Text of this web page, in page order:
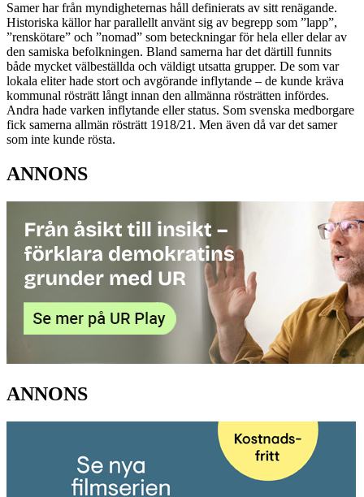
Samer har från myndigheternas håll definierats av sitt renägande.
Historiska källor har parallellt använt sig av begrepp som ”lapp”,
”renskötare” och ”nomad” som beteckningar för hela eller delar av
den samiska befolkningen. Bland samerna har det därtill funnits
både mycket välbeställda och väldigt utsatta grupper. De som var
lokala eliter hade stort och avgörande inflytande – de kunde kräva
kommunal rösträtt långt innan den allmänna rösträtten infördes.
Andra hade varken inflytande eller status. Som svenska medborgare
fick samerna allmän rösträtt 1918/21. Men även då var det samer
som inte kunde rösta.
ANNONS
ANNONS